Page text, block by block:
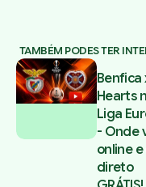
TAMBÉM PODES TER
Benfica
Hearts
Liga
- Onde
online e
direto